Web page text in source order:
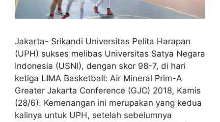
Jakarta- Srikandi Universitas Pelita Harapan
(UPH) sukses melibas Universitas Satya Negara
Indonesia (USNI), dengan skor 98-7, di hari
ketiga LIMA Basketball: Air Mineral Prim-A
Greater Jakarta Conference (GJC) 2018, Kamis
(28/6). Kemenangan ini merupakan yang kedua
kalinya untuk UPH, setelah sebelumnya